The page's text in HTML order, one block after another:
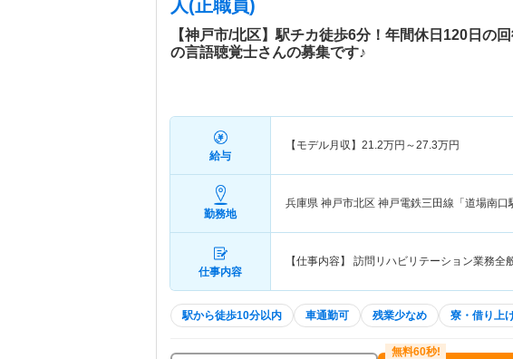
人(正職員)
【神戸市/北区】駅チカ徒歩6分！年間休日120日の
の言語聴覚士さんの募集です♪
給与
【モデル月収】 21.2万円～27.3万円
勤務地
兵庫県 神戸市北区 神戸電鉄三田線「道場南口
仕事内容
【仕事内容】 訪問リハビリテーション業務全
駅から徒歩10分以内 車通勤可 残業少なめ 寮・借り上